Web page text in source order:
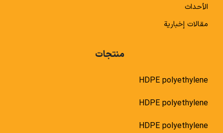
الأحداث
مقالات إخبارية
منتجات
HDPE polyethylene
HDPE polyethylene
HDPE polyethylene